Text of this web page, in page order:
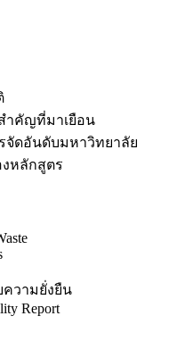
ำคัญที่มาเยือน
จัดอันดับมหาวิทยาลัย
หลักสูตร
ความยั่งยืน
Report